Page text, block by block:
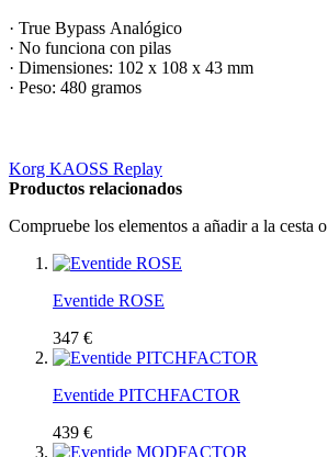
· True Bypass Analógico
· No funciona con pilas
· Dimensiones: 102 x 108 x 43 mm
· Peso: 480 gramos
Korg KAOSS Replay
Productos relacionados
Compruebe los elementos a añadir a la cesta o
Eventide ROSE
347 €
Eventide PITCHFACTOR
439 €